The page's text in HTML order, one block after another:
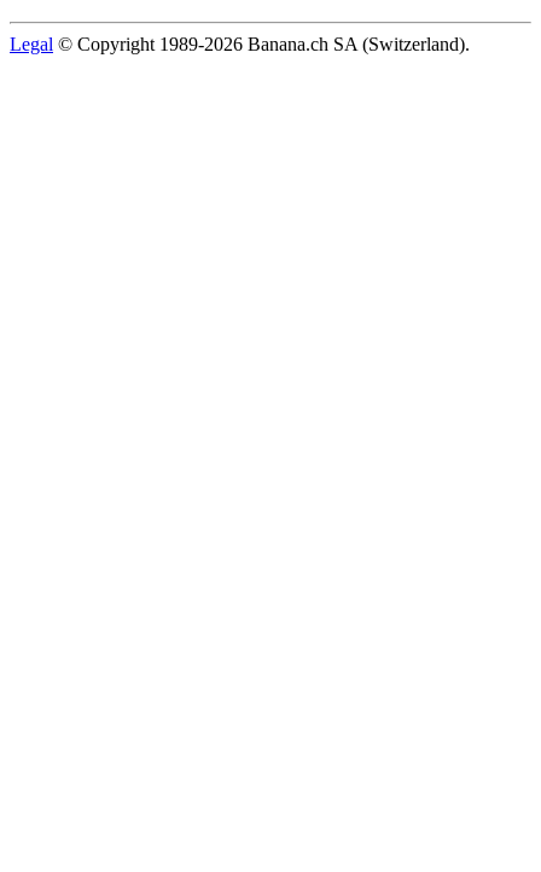
Legal © Copyright 1989-2026 Banana.ch SA (Switzerland).